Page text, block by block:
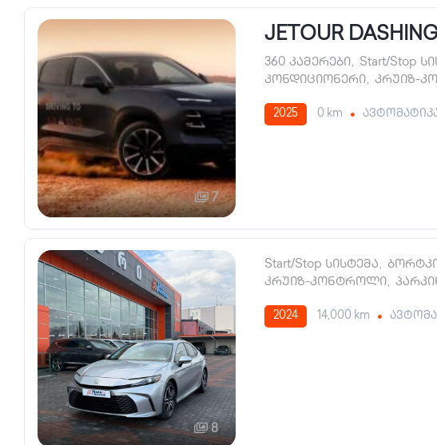
7
JETOUR
360 კამერები, Start/Stop
კონდიციონერი, კრუიზ-
2025 0 km
8
Start/Stop სისტემა,
კრუიზ-კონტროლი,
2024 14,000 km